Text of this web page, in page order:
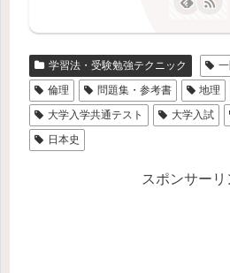
学習法・受験勉強テクニック
倫理
問題集・参考書 地理
大学入学共通テスト
大学入試
日本史
スポンサーリ